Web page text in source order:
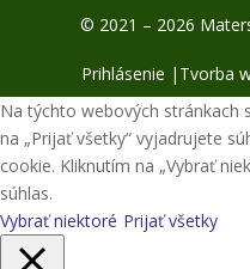
© 2021 – 2026
Prihlásenie | Tvorba
Na týchto webových stránkach
na „Prijať všetky“ vyjadrujete
cookie. Kliknutím na „Vybrať
súhlas.
Vybrať niektoré Prijať všetky